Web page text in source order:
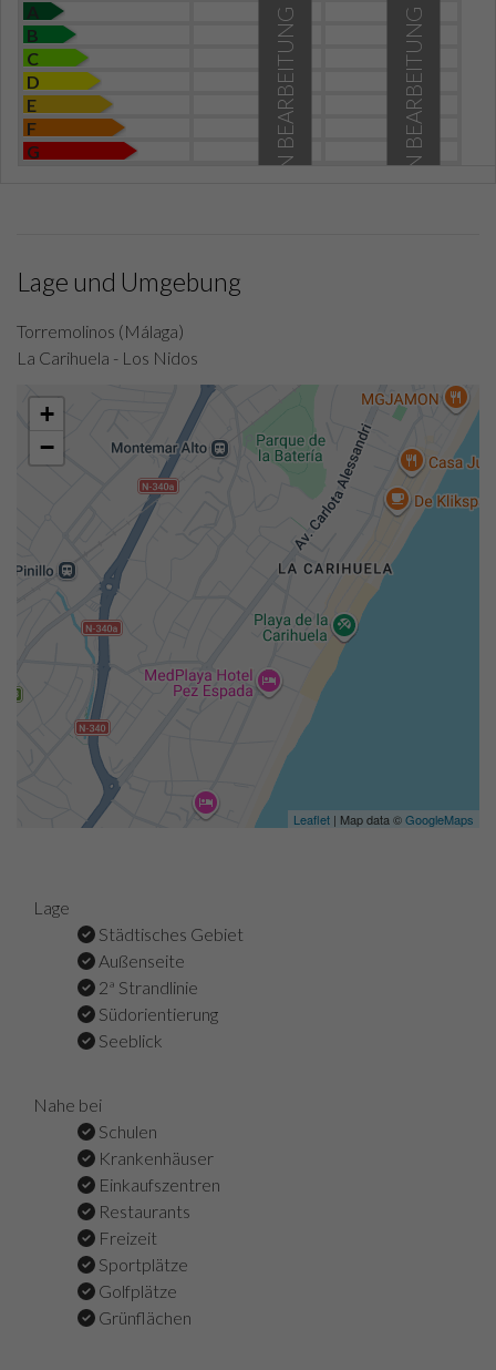
A
B
C
D
E
F
G
IN BEARBEITUNG
IN BEARBEITUNG
Lage und Umgebung
Torremolinos (Málaga)
La Carihuela - Los Nidos
+
−
Leaflet | Map data ©GoogleMaps
Lage
Städtisches Gebiet
Außenseite
2ª Strandlinie
Südorientierung
Seeblick
Nahe bei
Schulen
Krankenhäuser
Einkaufszentren
Restaurants
Freizeit
Sportplätze
Golfplätze
Grünflächen